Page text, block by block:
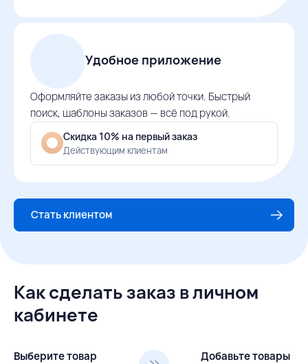
Удобное приложение
Оформляйте заказы из любой точки. Быстрый
поиск, шаблоны заказов — всё под рукой.
Скидка 10% на первый заказ
Действующим клиентам
Стать клиентом
Как сделать заказ в личном
кабинете
Выберите товар
Добавьте товары